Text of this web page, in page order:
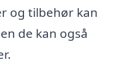
og tilbehør kan
de kan også